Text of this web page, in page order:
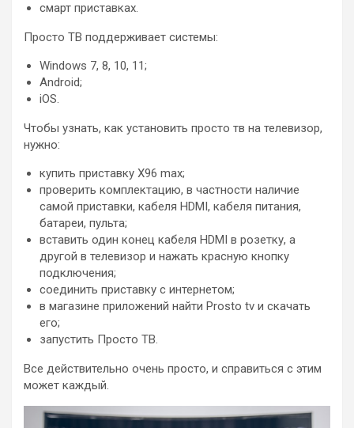
смарт приставках.
Просто ТВ поддерживает системы:
Windows 7, 8, 10, 11;
Android;
iOS.
Чтобы узнать, как установить просто тв на телевизор,
нужно:
купить приставку Х96 max;
проверить комплектацию, в частности наличие
самой приставки, кабеля HDMI, кабеля питания,
батареи, пульта;
вставить один конец кабеля HDMI в розетку, а
другой в телевизор и нажать красную кнопку
подключения;
соединить приставку с интернетом;
в магазине приложений найти Prosto tv и скачать
его;
запустить Просто ТВ.
Все действительно очень просто, и справиться с этим
может каждый.